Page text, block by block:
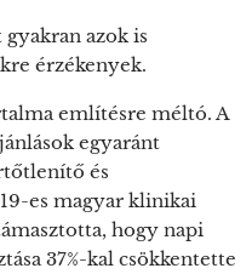
azok is
érzékenyek.
említésre méltó. A
egyaránt
és
es magyar klinikai
hogy napi
37%-kal csökkentette